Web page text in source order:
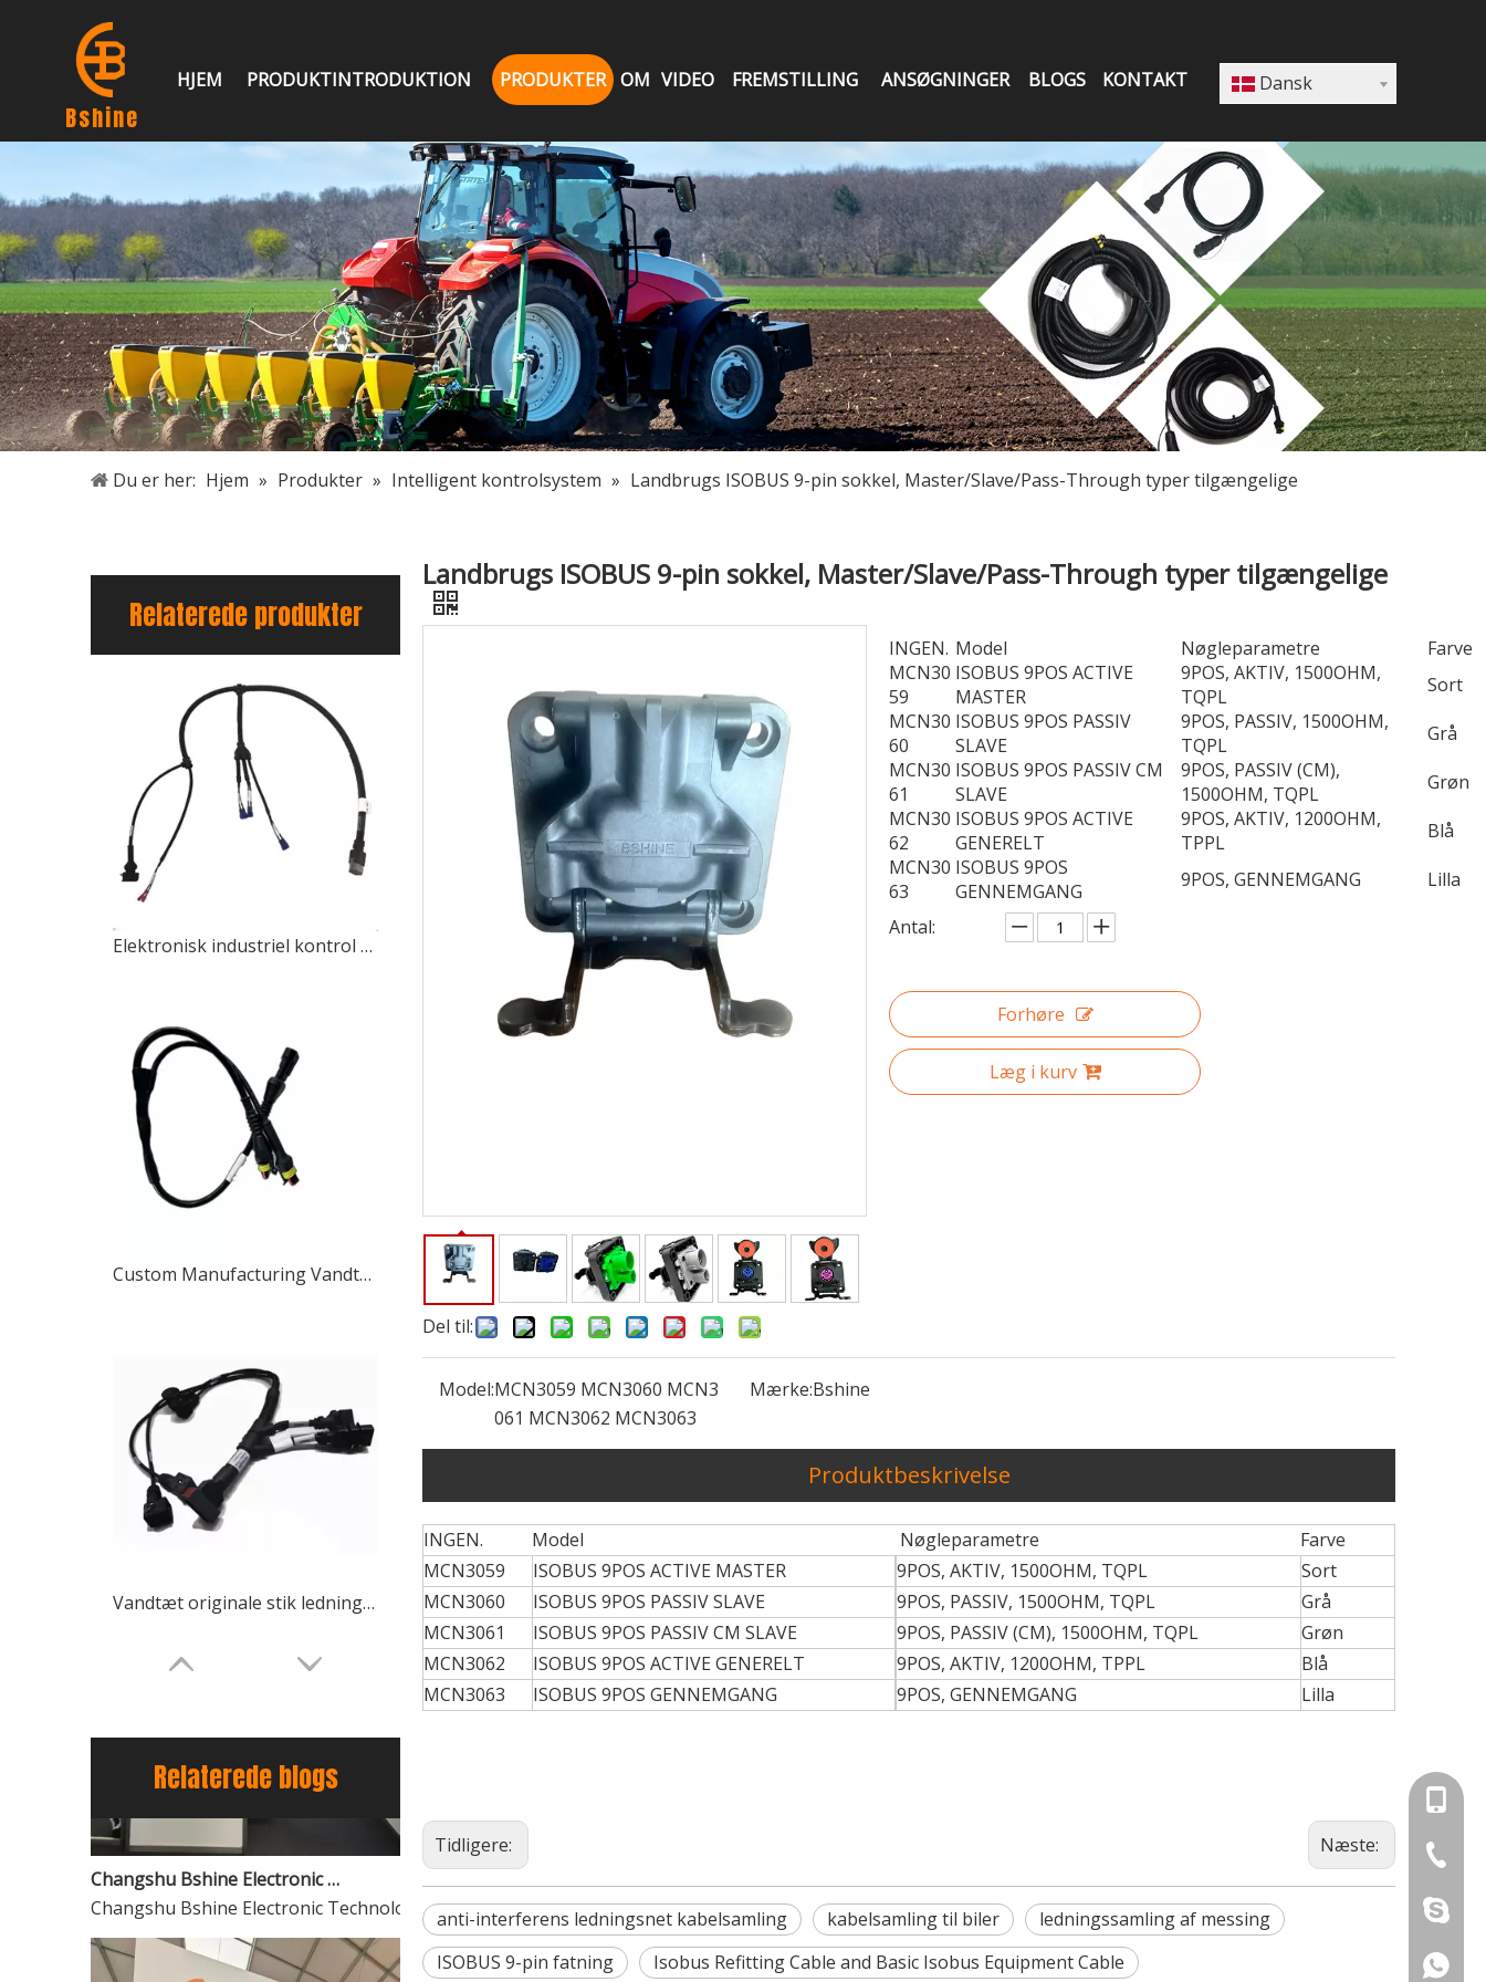
Bshine
HJEM PRODUKTINTRODUKTION PRODUKTER OM VIDEO FREMSTILLING ANSØGNINGER BLOGS KONTAKT Dansk
Du er her: Hjem » Produkter » Intelligent kontrolsystem » Landbrugs ISOBUS 9-pin sokkel, Master/Slave/Pass-Through typer tilgængelige
Relaterede produkter
Elektronisk industriel kontrol Elektrisk maskine Luftautomatisk computerkrympekabelsamling Producent
Custom Manufacturing Vandtæt forbindelseskabel Komplet Automotive Landbrug
Vandtæt originale stik ledningsnet til landbrugsmaskiner fabrik OEM leverer direkte
Relaterede blogs
Anhui Bshine Intelligent Technology Co., Ltd. annoncerede for nylig lanceringen af ​​sit Manufacturing Execution System (MES) projekt, som har til formål at
Changshu Bshine Electronic Technology Co., Ltd. Skinner på 2025 Brasilien Fiee -udstillingen
Changshu Bshine Electronic Technology Co., Ltd. Skinner på 2025 Brasilien Fiee -udstillingen, der tiltrækker opmærksomhed på trådsele og stik -løsninger.
Landbrugs ISOBUS 9-pin sokkel, Master/Slave/Pass-Through typer tilgængelige
Del til:
INGEN. Model Nøgleparametre
Farve
MCN30
59
ISOBUS 9POS ACTIVE
MASTER
9POS, AKTIV, 1500OHM,
TQPL
Sort
MCN30
60
ISOBUS 9POS PASSIV
SLAVE
9POS, PASSIV, 1500OHM,
TQPL
Grå
MCN30
61
ISOBUS 9POS PASSIV CM
SLAVE
9POS, PASSIV (CM),
1500OHM, TQPL
Grøn
MCN30
62
ISOBUS 9POS ACTIVE
GENERELT
9POS, AKTIV, 1200OHM,
TPPL
Blå
MCN30
63
ISOBUS 9POS
GENNEMGANG
9POS, GENNEMGANG
Lilla
Antal:
Forhøre
Læg i kurv
Model:MCN3059 MCN3060 MCN3
061 MCN3062 MCN3063
Mærke:Bshine
Produktbeskrivelse
INGEN. Model Nøgleparametre
Farve
MCN3059
ISOBUS 9POS ACTIVE MASTER 9POS, AKTIV, 1500OHM, TQPL
Sort
MCN3060
ISOBUS 9POS PASSIV SLAVE 9POS, PASSIV, 1500OHM, TQPL
Grå
MCN3061
ISOBUS 9POS PASSIV CM SLAVE 9POS, PASSIV (CM), 1500OHM, TQPL
Grøn
MCN3062
ISOBUS 9POS ACTIVE GENERELT 9POS, AKTIV, 1200OHM, TPPL
Blå
MCN3063
ISOBUS 9POS GENNEMGANG 9POS, GENNEMGANG Lilla
Tidligere: Næste:
anti-interferens ledningsnet kabelsamling kabelsamling til biler
ledningssamling af messing
ISOBUS 9-pin fatning
Isobus Refitting Cable and Basic Isobus Equipment Cable
+86-
+86-